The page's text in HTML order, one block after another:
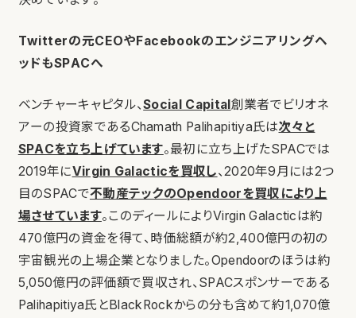
Twitterの元CEOやFacebookのエンジニアリングヘ
ッドもSPACへ
ベンチャーキャピタル、Social Capital創業者でビリオネ
アーの投資家であるChamath Palihapitiya氏は次々と
SPACを立ち上げています。最初に立ち上げたSPACでは
2019年にVirgin Galacticを買収し、2020年9月には2つ
目のSPACで不動産テックのOpendoorを買収により上
場させています。このディールによりVirgin Galacticは約
470億円の資金を得て、時価総額が約2,400億円の初の
宇宙観光の上場企業となりました。Opendoorのほうは約
5,050億円の評価額で買収され、SPACスポンサーである
Palihapitiya氏とBlackRockからの分も含めて約1,070億